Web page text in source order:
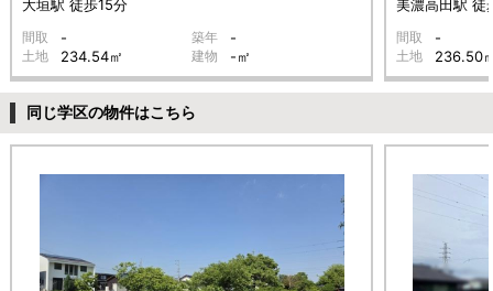
大垣駅 徒歩15分
間取 - 築年 -
土地 234.54㎡ 建物 -㎡
美濃高田駅 徒
間取 -
土地 236.50
同じ学区の物件はこちら